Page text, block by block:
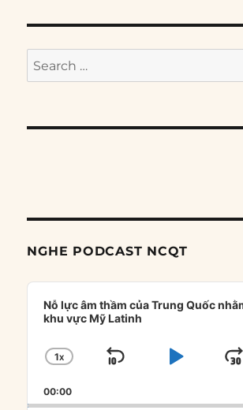
Search
for:
NGHE PODCAST NCQT
Audio
Player
Nỗ lực âm thầm của Trung Quốc
khu vực Mỹ Latinh
CHANGE
RATE
1X
SKIP
PLAY
00:00